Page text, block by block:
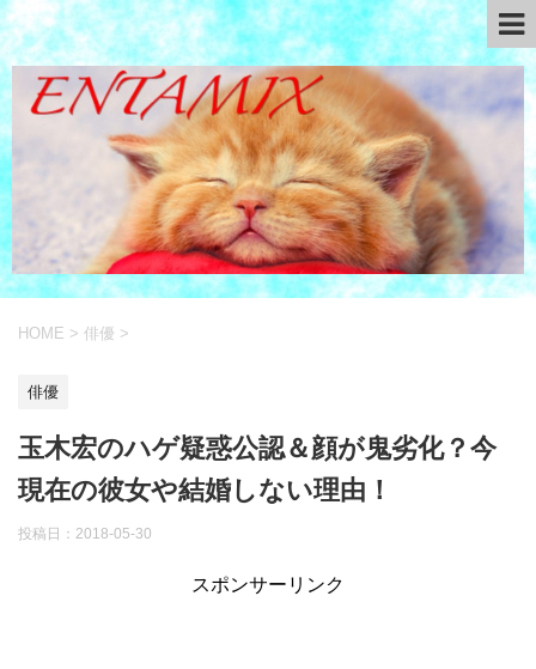
HOME > 俳優 >
俳優
玉木宏のハゲ疑惑公認＆顔が鬼劣化？今
現在の彼女や結婚しない理由！
投稿日： 2018-05-30
スポンサーリンク